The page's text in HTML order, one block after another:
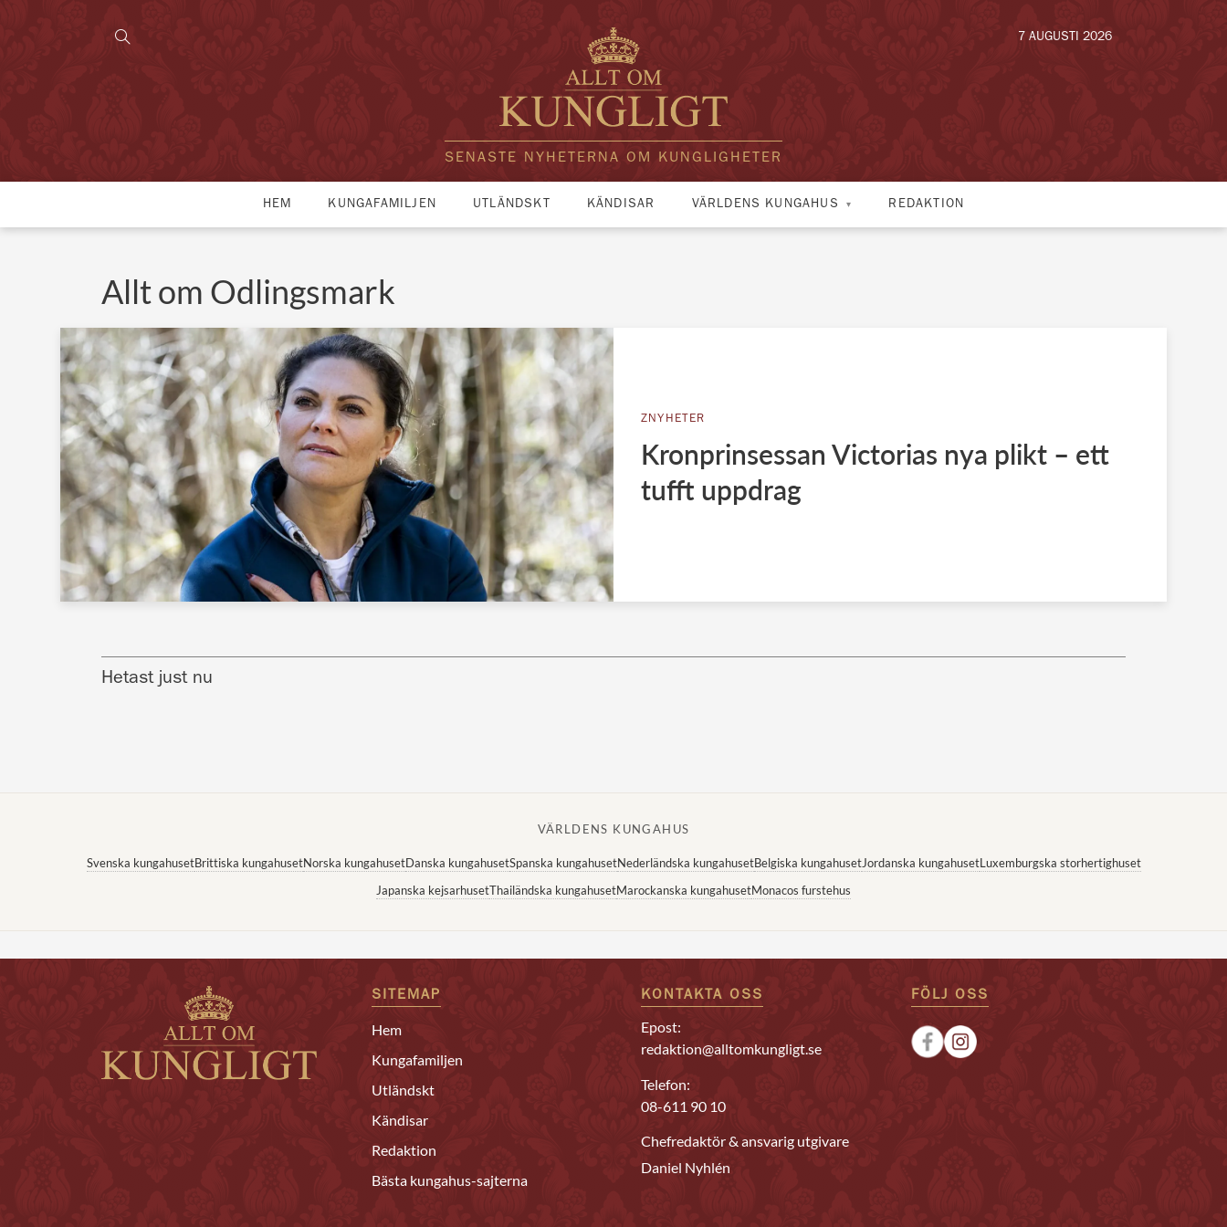
SENASTE NYHETERNA OM KUNGLIGHETER
7 AUGUSTI 2026
HEM KUNGAFAMILJEN UTLÄNDSKT KÄNDISAR VÄRLDENS KUNGAHUS REDAKTION
Allt om Odlingsmark
ZNYHETER
Kronprinsessan Victorias nya plikt – ett
tufft uppdrag
Hetast just nu
VÄRLDENS KUNGAHUS
Svenska kungahusetBrittiska kungahusetNorska kungahusetDanska kungahusetSpanska kungahusetNederländska kungahusetBelgiska kungahusetJordanska kungahusetLuxemburgska storhertighuset
Japanska kejsarhusetThailändska kungahusetMarockanska kungahusetMonacos furstehus
SITEMAP
Hem
Kungafamiljen
Utländskt
Kändisar
Redaktion
Bästa kungahus-sajterna
KONTAKTA OSS
Epost:
redaktion@alltomkungligt.se
Telefon:
08-611 90 10
Chefredaktör & ansvarig utgivare
Daniel Nyhlén
FÖLJ OSS